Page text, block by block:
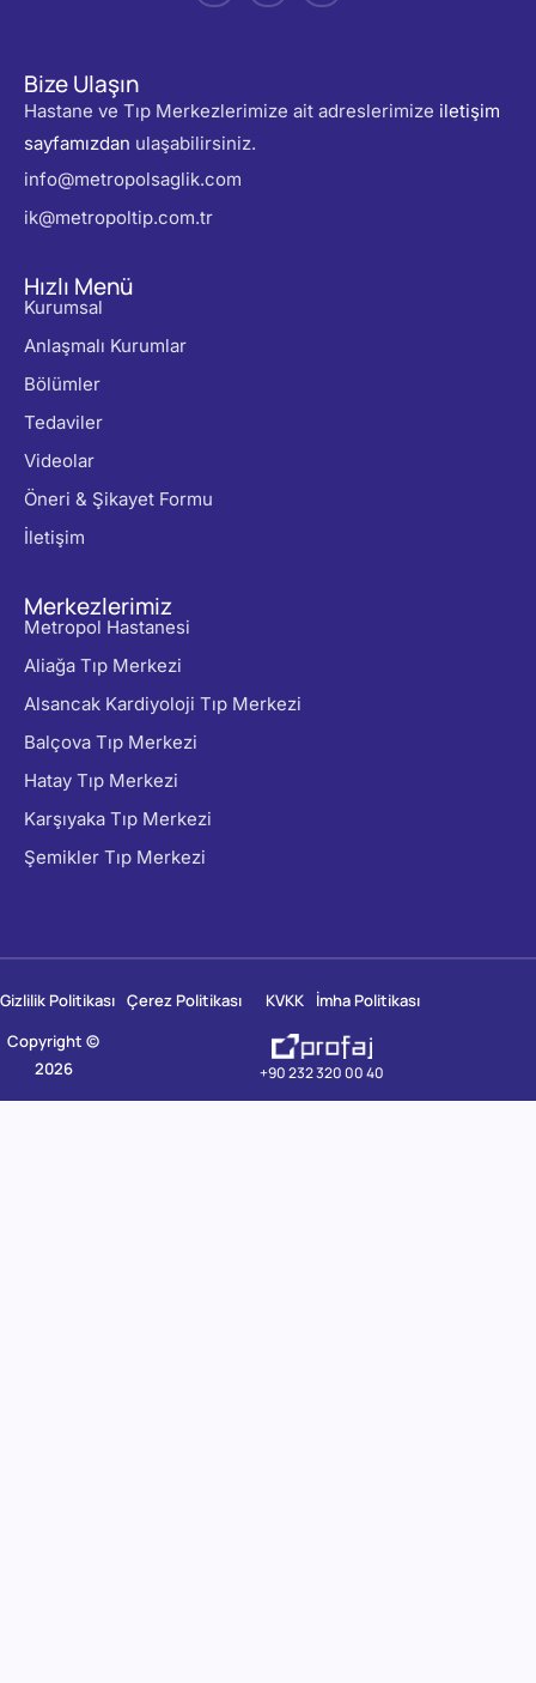
Bize Ulaşın
Hastane ve Tıp Merkezlerimize ait adreslerimize iletişim
sayfamızdan ulaşabilirsiniz.
info@metropolsaglik.com
ik@metropoltip.com.tr
Hızlı Menü
Kurumsal
Anlaşmalı Kurumlar
Bölümler
Tedaviler
Videolar
Öneri & Şikayet Formu
İletişim
Merkezlerimiz
Metropol Hastanesi
Aliağa Tıp Merkezi
Alsancak Kardiyoloji Tıp Merkezi
Balçova Tıp Merkezi
Hatay Tıp Merkezi
Karşıyaka Tıp Merkezi
Şemikler Tıp Merkezi
Copyright ©
2026
+90 232 320 00 40
Gizlilik Politikası Çerez Politikası KVKK İmha Politikası